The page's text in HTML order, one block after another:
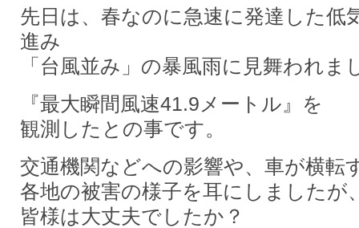
先日は、春なのに急速に発達した低
進み
「台風並み」の暴風雨に見舞われま
『最大瞬間風速41.9メートル』を
観測したとの事です。
交通機関などへの影響や、車が横転
各地の被害の様子を耳にしましたが
皆様は大丈夫でしたか？